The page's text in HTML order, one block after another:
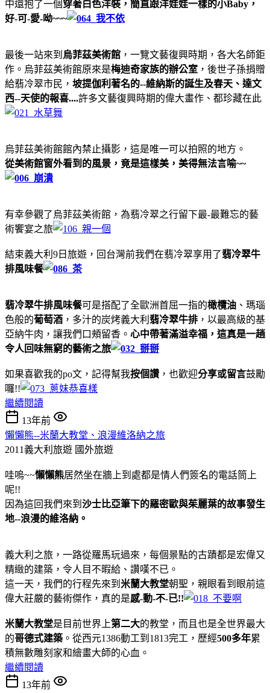
中還抱了一個穿著白色洋裝，簡直跟洋娃娃一樣的小Baby，
好-可-愛-呦~~~
最後一站來到 烏菲茲美術館 ，一覽文藝復興時期，各大名師鉅
作。烏菲茲美術館原來是梅迪奇家族的辦公室 ，後世子孫捐贈
給翡冷翠市民， 坡提伽利著名的--維納斯的誕生及春天、達文
西--天使的報喜....許多文藝復興時期的偉大畫作、都珍藏在此
烏菲茲美術館館內禁止攝影，這是唯一可以拍照的地方。
從美術館窗外看到的風景，竟是這樣美，美得無法言喻~~
有幸參觀了烏菲茲美術館，為翡冷翠之行留下最-最難忘的藝
術饗宴之旅
結束義大利9日旅遊，回台灣前我們在翡冷翠享用了翡冷翠牛
排風味餐
翡冷翠牛排風味餐可是搭配了全歐洲首屈一指的橄欖油 、瑪瑙
色般的葡萄酒 ，多汁的炭烤義大利 翡冷翠牛排 ，以最高級的基
亞納牛肉，讓我們口頰留香。 心中帶著滿溢幸福，這真是一趟
令人回味無窮的藝術之旅
如果喜歡我的po文，記得幫我按個讚 ，也歡迎分享或留言鼓勵
囉!!
繼續閱讀
13年前
懶懶熊--米蘭大教堂、浪漫維洛納之旅
2011義大利旅遊 國外旅遊
哇嗚~~懶懶熊居然坐在牆上到處都是情人們簽名的電話筒上
呢!!
因為這回我們來到 沙士比亞筆下的羅密歐與茱麗葉的故事發生
地--浪漫的維洛納。
義大利之旅，一路從羅馬玩過來，每個景點的古蹟都是宏偉又
精緻的建築，令人目不暇給、讚嘆不已。
這一天，我們的行程先來到 米蘭大教堂朝聖，親眼看到眼前這
偉大莊嚴的藝術傑作，真的是感-動-不-已!!
米蘭大教堂是目前世界上第二大的教堂，而且也是全世界最大
的哥德式建築 。從西元1386動工到1813完工，歷經500多年累
積無數雕刻家和繪畫大師的心血。
繼續閱讀
13年前